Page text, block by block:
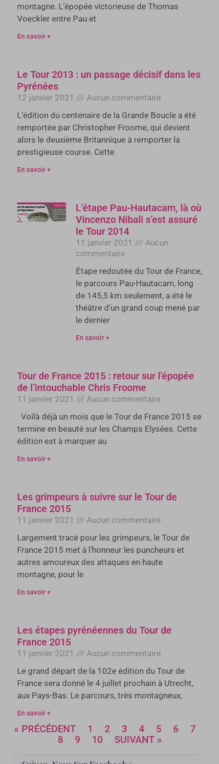
montagne. L’épopée victorieuse de Thomas
Voeckler entre Pau et
En savoir +
Le Tour 2013 : un passage décisif dans les
Pyrénées
12 janvier 2021
Aucun commentaire
L’édition du centenaire de la Grande Boucle a été
remportée par Christopher Froome, qui devient
alors le deuxième Britannique à remporter la
prestigieuse course. Cette
En savoir +
L’étape Pau-Hautacam, là où
Vincenzo Nibali s’est assuré
le Tour 2014
11 janvier 2021
Aucun
commentaire
Étape redoutée du Tour de France,
le parcours Pau-Hautacam, long
de 145,5 km seulement, a été le
théâtre d’un grand coup mené par
le dernier
En savoir +
Tour de France 2015 : retour sur l’épopée
de l’intouchable Chris Froome
11 janvier 2021
Aucun commentaire
Voilà déjà un mois que le Tour de France 2015 se
termine en beauté sur les Champs Elysées. Cette
édition est à marquer au
En savoir +
Les grimpeurs à suivre sur le Tour de
France 2015
11 janvier 2021
Aucun commentaire
Largement tracé pour les grimpeurs, le Tour de
France 2015 met à l’honneur les puncheurs et
autres amoureux des attaques en haute
montagne, pour le
En savoir +
Les étapes pyrénéennes du Tour de
France 2015
11 janvier 2021
Aucun commentaire
Le grand départ de la 102e édition du Tour de
France sera donné le 4 juillet prochain à Utrecht,
aux Pays-Bas. Le parcours, très montagneux,
En savoir +
« PRÉCÉDENT 1 2 3 4 5 6
7
8
9 10 SUIVANT »